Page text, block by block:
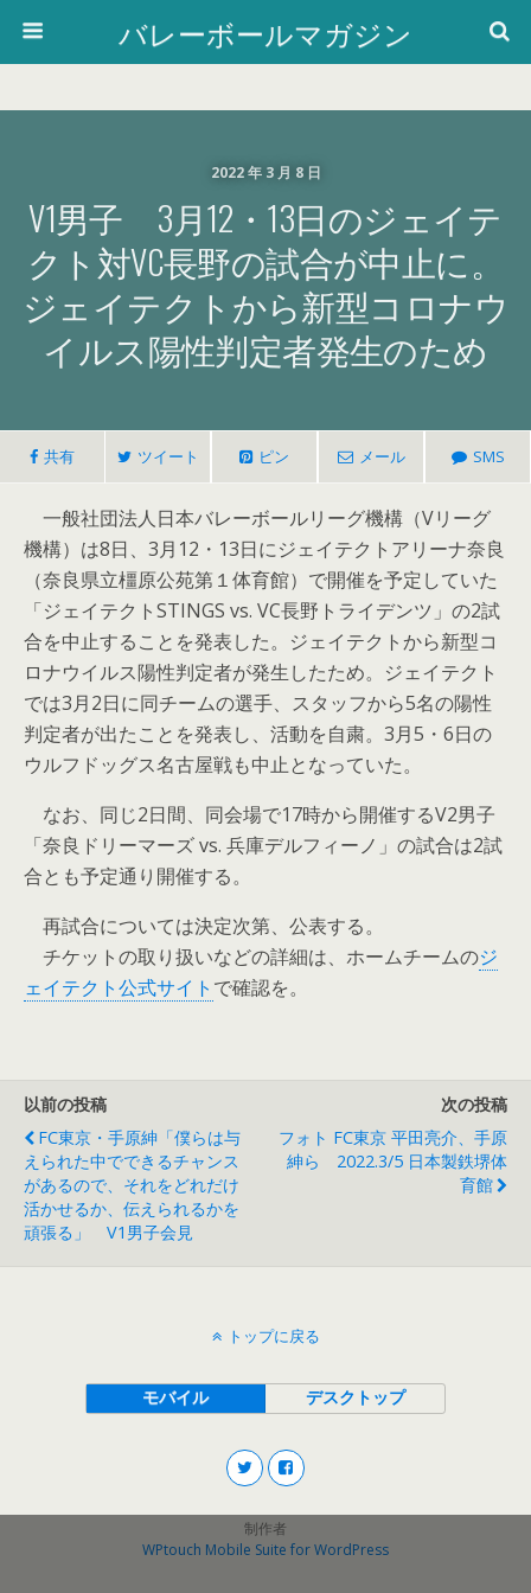
バレーボールマガジン
2022 年 3 月 8 日
V1男子 3月12・13日のジェイテ
クト対VC長野の試合が中止に。
ジェイテクトから新型コロナウ
イルス陽性判定者発生のため
共有 ツイート ピン メール SMS
一般社団法人日本バレーボールリーグ機構（Vリーグ
機構）は8日、3月12・13日にジェイテクトアリーナ奈良
（奈良県立橿原公苑第１体育館）で開催を予定していた
「ジェイテクトSTINGS vs. VC長野トライデンツ」の2試
合を中止することを発表した。ジェイテクトから新型コ
ロナウイルス陽性判定者が発生したため。ジェイテクト
では3月2日に同チームの選手、スタッフから5名の陽性
判定者が出たことを発表し、活動を自粛。3月5・6日の
ウルフドッグス名古屋戦も中止となっていた。
なお、同じ2日間、同会場で17時から開催するV2男子
「奈良ドリーマーズ vs. 兵庫デルフィーノ」の試合は2試
合とも予定通り開催する。
再試合については決定次第、公表する。
チケットの取り扱いなどの詳細は、ホームチームのジ
ェイテクト公式サイト で確認を。
以前の投稿
FC東京・手原紳「僕らは与
えられた中でできるチャンス
があるので、それをどれだけ
活かせるか、伝えられるかを
頑張る」 V1男子会見
次の投稿
フォト FC東京 平田亮介、手原
紳ら 2022.3/5 日本製鉄堺体
育館
トップに戻る
モバイル デスクトップ
制作者
WPtouch Mobile Suite for WordPress